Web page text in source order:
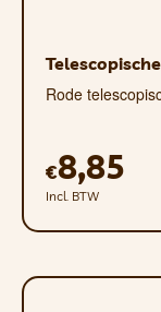
Rode
€8,85
Incl. BTW